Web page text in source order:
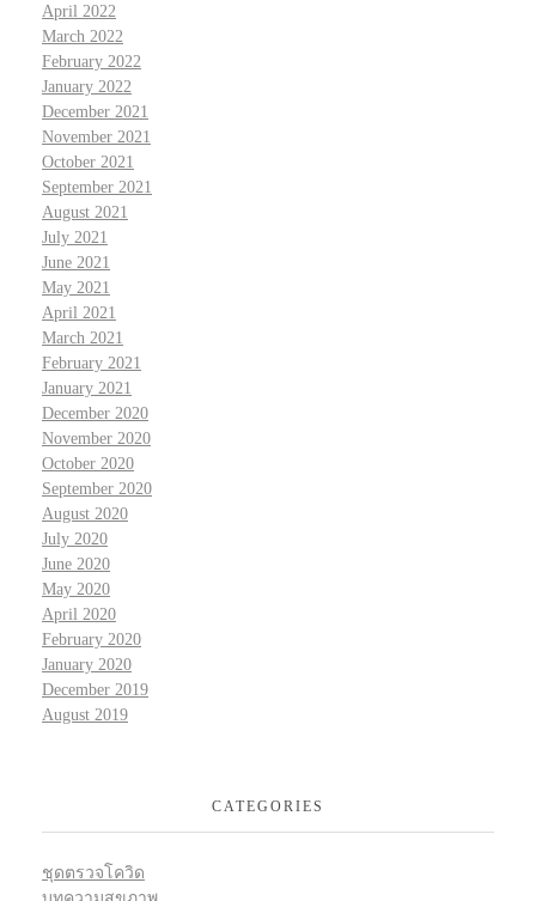
April 2022
March 2022
February 2022
January 2022
December 2021
November 2021
October 2021
September 2021
August 2021
July 2021
June 2021
May 2021
April 2021
March 2021
February 2021
January 2021
December 2020
November 2020
October 2020
September 2020
August 2020
July 2020
June 2020
May 2020
April 2020
February 2020
January 2020
December 2019
August 2019
CATEGORIES
ชุดตรวจโควิด